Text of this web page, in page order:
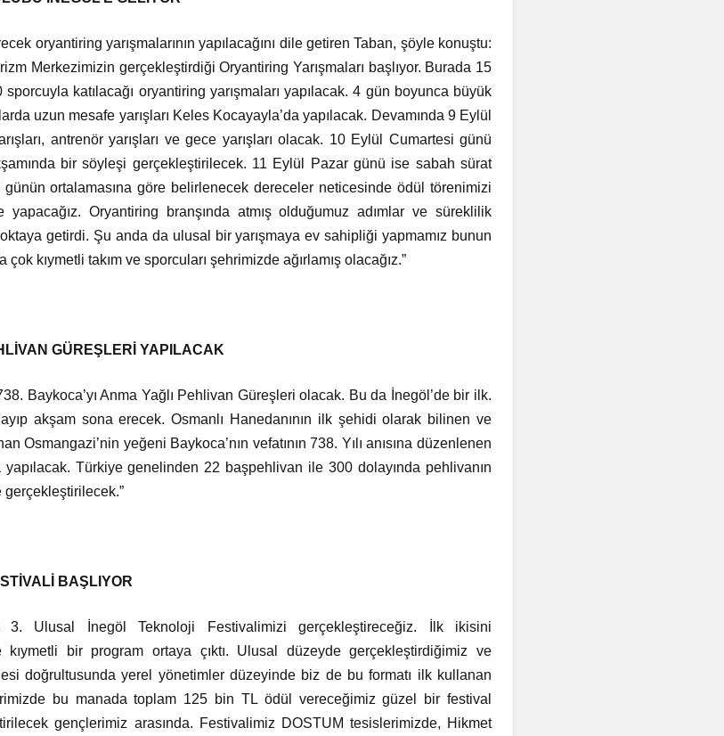
oryantiring yarışmalarının yapılacağını dile getiren Taban, şöyle konuştu:
Merkezimizin gerçekleştirdiği Oryantiring Yarışmaları başlıyor. Burada 15
katılacağı oryantiring yarışmaları yapılacak. 4 gün boyunca büyük
uzun mesafe yarışları Keles Kocayayla’da yapılacak. Devamında 9 Eylül
antrenör yarışları ve gece yarışları olacak. 10 Eylül Cumartesi günü
bir söyleşi gerçekleştirilecek. 11 Eylül Pazar günü ise sabah sürat
günün ortalamasına göre belirlenecek dereceler neticesinde ödül törenimizi
Oryantiring branşında atmış olduğumuz adımlar ve süreklilik
getirdi. Şu anda da ulusal bir yarışmaya ev sahipliği yapmamız bunun
kıymetli takım ve sporcuları şehrimizde ağırlamış olacağız.”
GÜREŞLERİ YAPILACAK
Baykoca’yı Anma Yağlı Pehlivan Güreşleri olacak. Bu da İnegöl’de bir ilk.
akşam sona erecek. Osmanlı Hanedanının ilk şehidi olarak bilinen ve
Osmangazi’nin yeğeni Baykoca’nın vefatının 738. Yılı anısına düzenlenen
Türkiye genelinden 22 başpehlivan ile 300 dolayında pehlivanın
gerçekleştirilecek.”
BAŞLIYOR
3. Ulusal İnegöl Teknoloji Festivalimizi gerçekleştireceğiz. İlk ikisini
bir program ortaya çıktı. Ulusal düzeyde gerçekleştirdiğimiz ve
doğrultusunda yerel yönetimler düzeyinde biz de bu formatı ilk kullanan
bu manada toplam 125 bin TL ödül vereceğimiz güzel bir festival
gençlerimiz arasında. Festivalimiz DOSTUM tesislerimizde, Hikmet